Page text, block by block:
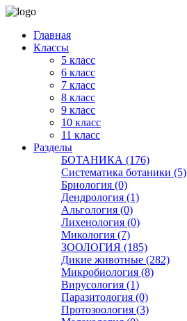
Главная
Классы
5 класс
6 класс
7 класс
8 класс
9 класс
10 класс
11 класс
Разделы
БОТАНИКА (176)
Систематика ботаники (5)
Бриология (0)
Дендрология (1)
Альгология (0)
Лихенология (0)
Микология (7)
ЗООЛОГИЯ (185)
Дикие животные (282)
Микробиология (8)
Вирусология (1)
Паразитология (0)
Протозоология (3)